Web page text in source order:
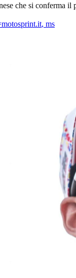
che si conferma
, ms